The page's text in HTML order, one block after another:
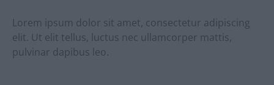
Lorem ipsum dolor sit amet, consectetur adipiscing
elit. Ut elit tellus, luctus nec ullamcorper mattis,
pulvinar dapibus leo.